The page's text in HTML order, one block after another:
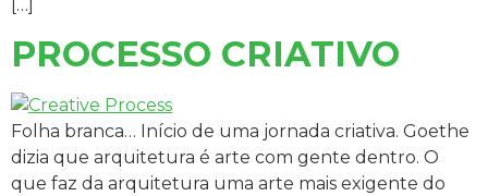
[…]
PROCESSO CRIATIVO
Folha branca… Início de uma jornada criativa. Goethe
dizia que arquitetura é arte com gente dentro. O
que faz da arquitetura uma arte mais exigente do